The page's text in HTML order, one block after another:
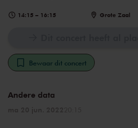
14:15 – 16:15 Grote Zaal
Bewaar dit concert
Andere data